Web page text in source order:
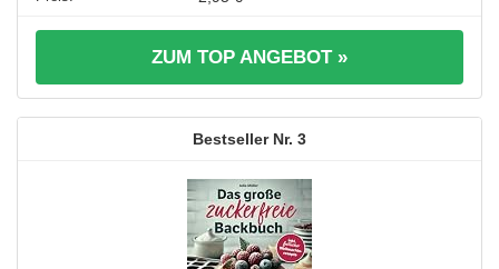
ZUM TOP ANGEBOT »
3